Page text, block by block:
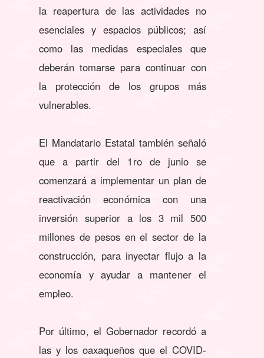
la reapertura de las actividades no
esenciales y espacios públicos; así
como las medidas especiales que
deberán tomarse para continuar con
la protección de los grupos más
vulnerables.
El Mandatario Estatal también señaló
que a partir del 1ro de junio se
comenzará a implementar un plan de
reactivación económica con una
inversión superior a los 3 mil 500
millones de pesos en el sector de la
construcción, para inyectar flujo a la
economía y ayudar a mantener el
empleo.
Por último, el Gobernador recordó a
las y los oaxaqueños que el COVID-